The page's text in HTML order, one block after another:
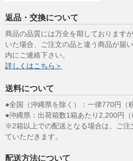
返品・交換について
商品の品質には万全を期しております
いた場合、ご注文の品と違う商品が届
内にご連絡下さい。
詳しくはこちら＞
送料について
●全国（沖縄県を除く）：一律770円（
●沖縄県：出荷箱数1箱あたり2,200円（
※2箱以上での配送となる場合は、ご注
ていただきます。
配送方法について